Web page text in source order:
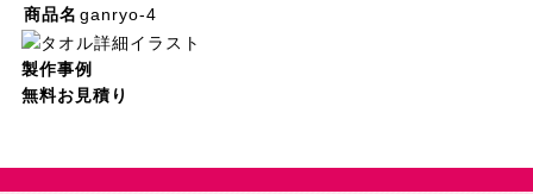
商品名 ganryo-4
製作事例
無料お見積り